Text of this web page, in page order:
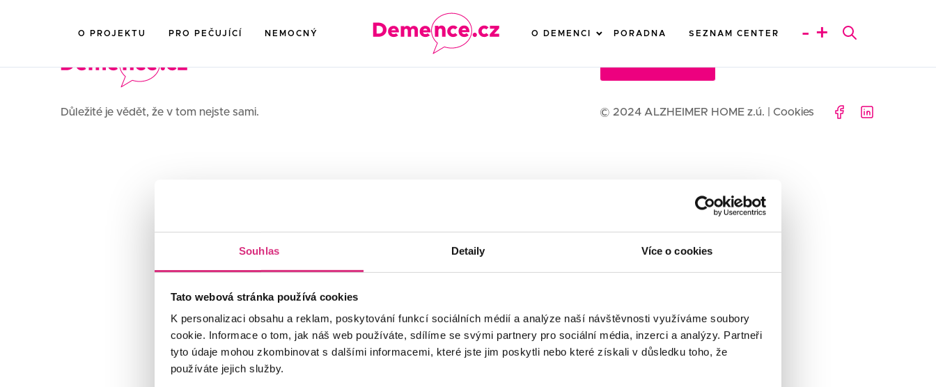
Souhlas Detaily Více o cookies
Tato webová stránka používá cookies
K personalizaci obsahu a reklam, poskytování funkcí sociálních médií a analýze naší návštěvnosti využíváme soubory
cookie. Informace o tom, jak náš web používáte, sdílíme se svými partnery pro sociální média, inzerci a analýzy. Partneři
tyto údaje mohou zkombinovat s dalšími informacemi, které jste jim poskytli nebo které získali v důsledku toho, že
používáte jejich služby.
O PROJEKTU PRO PEČUJÍCÍ NEMOCNÝ O DEMENCI PORADNA SEZNAM CENTER - +
Důležité je vědět, že v tom nejste sami. © 2024 ALZHEIMER HOME z.ú. | Cookies